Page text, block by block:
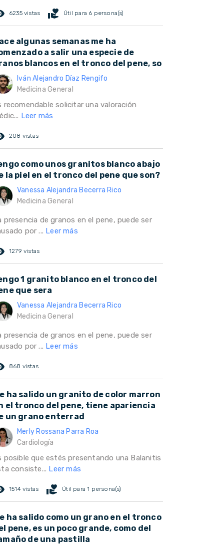
6235 vistas volunteer_activism Útil para 6 persona(s)
algunas semanas me ha
a salir una especie de
blancos en el tronco del pene, so
Iván Alejandro Díaz Rengifo
Medicina General
recomendable solicitar una valoración
Leer más
208 vistas
como unos granitos blanco abajo
la piel en el tronco del pene que son?
Vanessa Alejandra Becerra Rico
Medicina General
presencia de granos en el pene, puede ser
por ... Leer más
1279 vistas
1 granito blanco en el tronco del
que sera
Vanessa Alejandra Becerra Rico
Medicina General
presencia de granos en el pene, puede ser
por ... Leer más
868 vistas
ha salido un granito de color marron
el tronco del pene, tiene apariencia
un grano enterrad
Merly Rossana Parra Roa
Cardiología
posible que estés presentando una Balanitis
consiste... Leer más
1514 vistas volunteer_activism Útil para 1 persona(s)
ha salido como un grano en el tronco
pene, es un poco grande, como del
de una pastilla